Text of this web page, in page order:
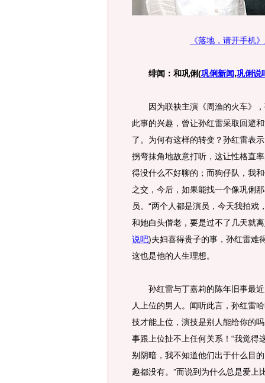
《落地，请开手机
绯闻：和巩俐(巩俐新闻,巩俐说
因为联袂主演《周渔的火车》，
此事的兴趣，曾让孙红雷采取回避
了。为何有这样的转变？孙红雷表
拐弯抹角地故意打听，这让性格直
得没什么不好聊的；而狗仔队，我
之交，今后，如果能找一个像巩俐
员。“两个人都是演员，今天我拍
和她白头偕老，要是过不了几天就
说吧)夫妇喜得贵子的事，孙红雷难
这也是他的人生理想。
孙红雷与丁嘉莉的陈年旧事最近
人上位的男人。闻听此言，孙红雷
技才能上位，演技是别人能给你的
事跟上位扯不上任何关系！“我觉得
别阴暗，我不知道他们出于什么目
趣都没有。”而说到为什么总是爱上